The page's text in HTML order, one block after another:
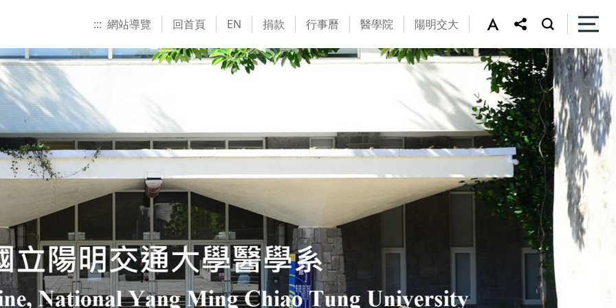
::: 網站導覽 回首頁 EN 捐款 行事曆 醫學院 陽明交大